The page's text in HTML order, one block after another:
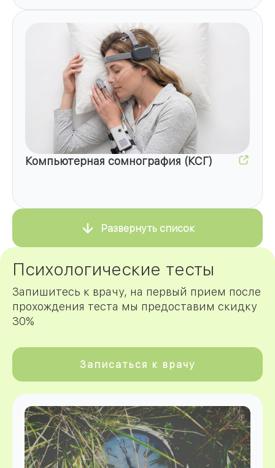
Компьютерная сомнография (КСГ)
Развернуть список
Психологические тесты
Запишитесь к врачу, на первый прием после
прохождения теста мы предоставим скидку
30%
Записаться к врачу